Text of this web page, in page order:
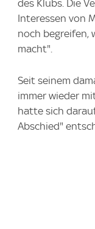
des Klubs. Die
Interessen von
noch begreifen,
macht".
Seit seinem
immer wieder
hatte sich
Abschied"